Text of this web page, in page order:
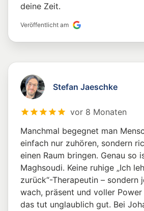
deine Zeit.
Veröffentlicht am
Stefan Jaeschke
vor 8 Monaten
Manchmal begegnet man
einfach nur zuhören, sondern
einen Raum bringen. Genau so
Maghsoudi. Keine ruhige „Ich
zurück“-Therapeutin – sondern
wach, präsent und voller
das tut unglaublich gut. Bei